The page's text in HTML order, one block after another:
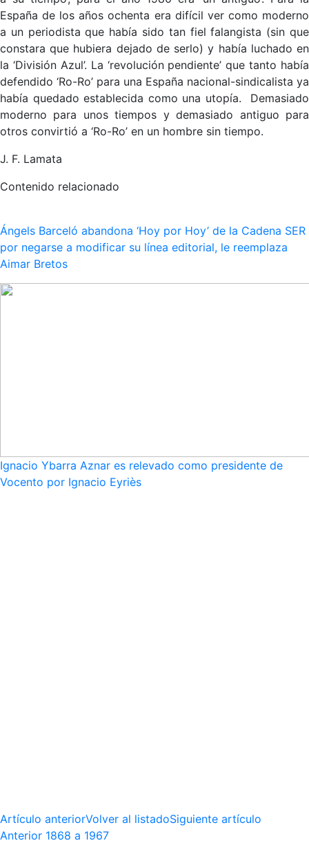
España de los años ochenta era difícil ver como moderno
a un periodista que había sido tan fiel falangista (sin que
constara que hubiera dejado de serlo) y había luchado en
la ‘División Azul’. La ‘revolución pendiente’ que tanto había
defendido ‘Ro-Ro’ para una España nacional-sindicalista ya
había quedado establecida como una utopía. Demasiado
moderno para unos tiempos y demasiado antiguo para
otros convirtió a ‘Ro-Ro’ en un hombre sin tiempo.
J. F. Lamata
Contenido relacionado
Ángels Barceló abandona ‘Hoy por Hoy’ de la Cadena SER
por negarse a modificar su línea editorial, le reemplaza
Aimar Bretos
Ignacio Ybarra Aznar es relevado como presidente de
Vocento por Ignacio Eyriès
Artículo anteriorVolver al listadoSiguiente artículo
Anterior 1868 a 1967